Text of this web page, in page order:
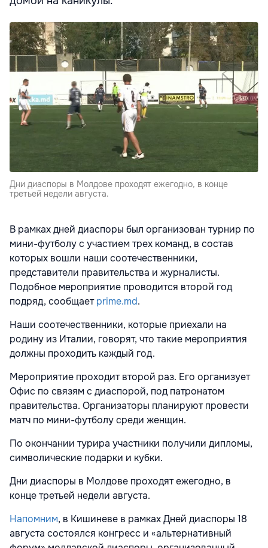
Дни диаспоры в Молдове проходят ежегодно, в конце
третьей недели августа.
В рамках дней диаспоры был организован турнир по
мини-футболу с участием трех команд, в состав
которых вошли наши соотечественники,
представители правительства и журналисты.
Подобное мероприятие проводится второй год
подряд, сообщаетprime.md.
Наши соотечественники, которые приехали на
родину из Италии, говорят, что такие мероприятия
должны проходить каждый год.
Мероприятие проходит второй раз. Его организует
Офис по связям с диаспорой, под патронатом
правительства. Организаторы планируют провести
матч по мини-футболу среди женщин.
По окончании турира участники получили дипломы,
символические подарки и кубки.
Дни диаспоры в Молдове проходят ежегодно, в
конце третьей недели августа.
Напомним, в Кишиневе в рамках Дней диаспоры 18
августа состоялся конгресс и «альтернативный